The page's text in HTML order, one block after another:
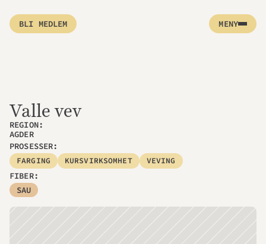
BLI MEDLEM MENY
Valle vev
REGION:
AGDER
PROSESSER:
FARGING KURSVIRKSOMHET VEVING
FIBER:
SAU